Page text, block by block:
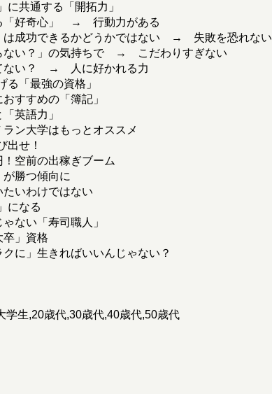
共通する「開拓力」
「好奇心」 → 行動力がある
は成功できるかどうかではない → 失敗を恐れない
ない？」の気持ちで → こだわりすぎない
ない？ → 人に好かれる力
「最強の資格」
すすめの「簿記」
英語力」
ン大学はもっとオススメ
出せ！
空前の出稼ぎブーム
勝つ傾向に
いわけではない
になる
ない「寿司職人」
卒」資格
に」生きればいいんじゃない？
学生,20歳代,30歳代,40歳代,50歳代